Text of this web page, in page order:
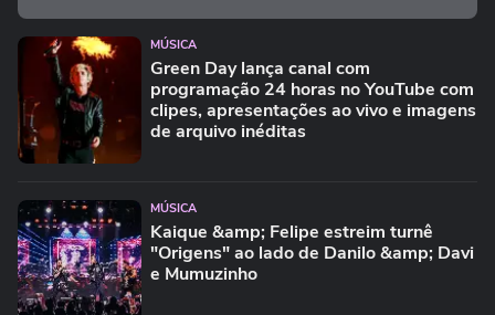
MÚSICA
Green Day lança canal com
programação 24 horas no YouTube com
clipes, apresentações ao vivo e imagens
de arquivo inéditas
MÚSICA
Kaique &amp; Felipe estreim turnê
"Origens" ao lado de Danilo &amp; Davi
e Mumuzinho